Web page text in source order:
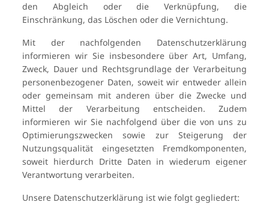
den Abgleich oder die Verknüpfung, die
Einschränkung, das Löschen oder die Vernichtung.
Mit der nachfolgenden Datenschutzerklärung
informieren wir Sie insbesondere über Art, Umfang,
Zweck, Dauer und Rechtsgrundlage der Verarbeitung
personenbezogener Daten, soweit wir entweder allein
oder gemeinsam mit anderen über die Zwecke und
Mittel der Verarbeitung entscheiden. Zudem
informieren wir Sie nachfolgend über die von uns zu
Optimierungszwecken sowie zur Steigerung der
Nutzungsqualität eingesetzten Fremdkomponenten,
soweit hierdurch Dritte Daten in wiederum eigener
Verantwortung verarbeiten.
Unsere Datenschutzerklärung ist wie folgt gegliedert: